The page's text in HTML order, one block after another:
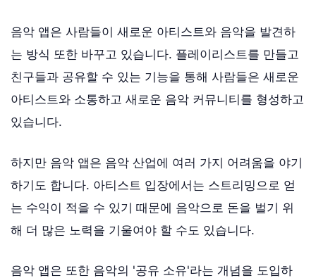
음악 앱은 사람들이 새로운 아티스트와 음악을 발견하
는 방식 또한 바꾸고 있습니다. 플레이리스트를 만들고
친구들과 공유할 수 있는 기능을 통해 사람들은 새로운
아티스트와 소통하고 새로운 음악 커뮤니티를 형성하고
있습니다.
하지만 음악 앱은 음악 산업에 여러 가지 어려움을 야기
하기도 합니다. 아티스트 입장에서는 스트리밍으로 얻
는 수익이 적을 수 있기 때문에 음악으로 돈을 벌기 위
해 더 많은 노력을 기울여야 할 수도 있습니다.
음악 앱은 또한 음악의 '공유 소유'라는 개념을 도입하